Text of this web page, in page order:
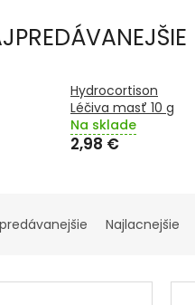
Hydrocortison
Léčiva masť 10 g
Na sklade
2,98 €
Najlacnejšie